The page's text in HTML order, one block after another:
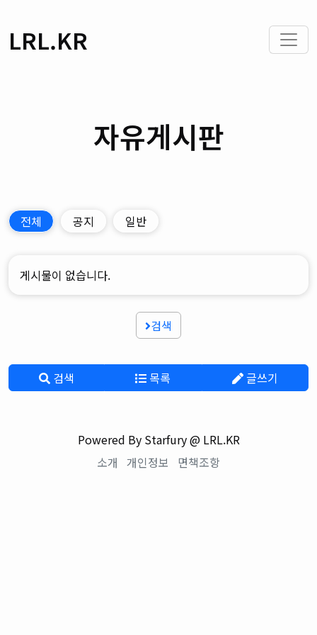
LRL.KR
자유게시판
전체 공지 일반
게시물이 없습니다.
검색
검색 목록 글쓰기
Powered By Starfury @ LRL.KR
소개 개인정보 면책조항